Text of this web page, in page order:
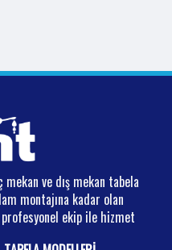
ve dış mekan tabela
montajına kadar olan
ekip ile hizmet